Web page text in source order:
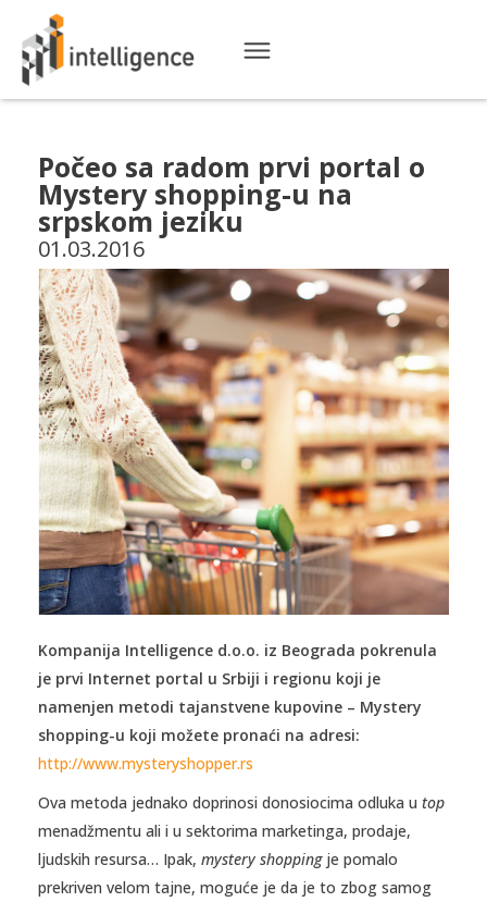
Počeo sa radom prvi portal o
Mystery shopping-u na
srpskom jeziku
01.03.2016
Kompanija Intelligence d.o.o. iz Beograda pokrenula
je prvi Internet portal u Srbiji i regionu koji je
namenjen metodi tajanstvene kupovine – Mystery
shopping-u koji možete pronaći na adresi:
http://www.mysteryshopper.rs
Ova metoda jednako doprinosi donosiocima odluka u top
menadžmentu ali i u sektorima marketinga, prodaje,
ljudskih resursa… Ipak, mystery shoppingje pomalo
prekriven velom tajne, moguće je da je to zbog samog